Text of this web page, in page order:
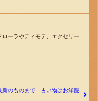
ローラやティモテ、エクセリー
新のものまで 古い物はお洋服